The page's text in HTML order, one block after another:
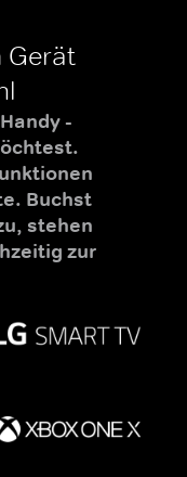
Gerät
-
Buchst
stehen
zur